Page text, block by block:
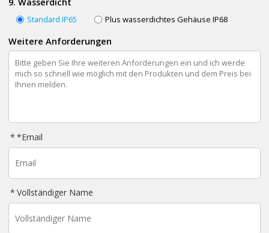
9. Wasserdicht
Standard IP65 Plus wasserdichtes Gehäuse IP68
Weitere Anforderungen
*Email
Vollständiger Name